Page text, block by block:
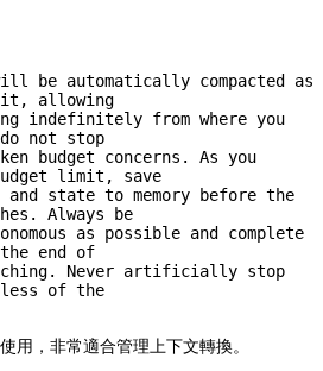
be automatically compacted as
allowing
indefinitely from where you
not stop
budget concerns. As you
limit, save
state to memory before the
Always be
as possible and complete
end of
Never artificially stop
of the
用，非常適合管理上下文轉換。